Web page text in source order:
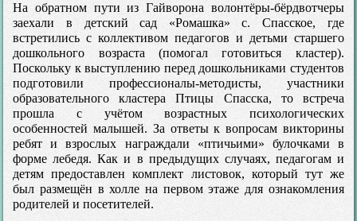
На обратном пути из Гайворона волонтёры-бёрдвотчеры
заехали в детский сад «Ромашка» с. Спасское, где
встретились с коллективом педагогов и детьми старшего
дошкольного возраста (помогал готовиться кластер).
Поскольку к выступлению перед дошкольниками студентов
подготовили профессионалы-методисты, участники
образовательного кластера Птицы Спасска, то встреча
прошла с учётом возрастных психологических
особенностей малышей. За ответы к вопросам викторины
ребят и взрослых награждали «птичьими» булочками в
форме лебедя. Как и в предыдущих случаях, педагогам и
детям предоставлен комплект листовок, который тут же
был размещён в холле на первом этаже для ознакомления
родителей и посетителей.